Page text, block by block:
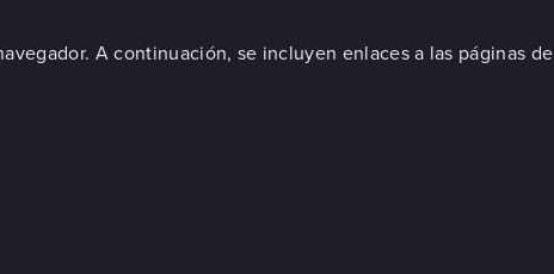
A continuación, se incluyen enlaces a las páginas